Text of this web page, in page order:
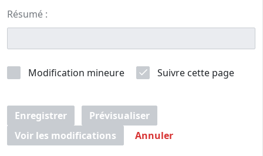
Résumé :
Modification mineure Suivre cette page
Enregistrer
Prévisualiser
Voir les modifications
Annuler